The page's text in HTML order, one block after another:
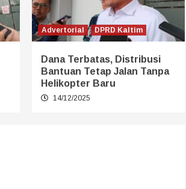
Advertorial DPRD Kaltim
Dana Terbatas, Distribusi
Bantuan Tetap Jalan Tanpa
Helikopter Baru
14/12/2025